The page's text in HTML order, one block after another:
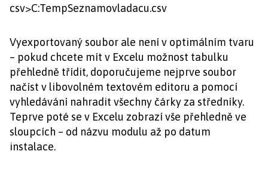
csv>C:TempSeznamovladacu.csv
Vyexportovaný soubor ale není v optimálním tvaru
– pokud chcete mít v Excelu možnost tabulku
přehledně třídit, doporučujeme nejprve soubor
načíst v libovolném textovém editoru a pomocí
vyhledávání nahradit všechny čárky za středníky.
Teprve poté se v Excelu zobrazí vše přehledně ve
sloupcích – od názvu modulu až po datum
instalace.